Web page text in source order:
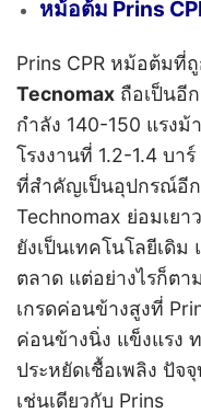
หม้อต้ม Prins
Prins CPR หม้อต้มที่
Tecnomax ถือเป็นอี
กำลัง 140-150 แรงม้
โรงงานที่ 1.2-1.4 บา
ที่สำคัญเป็นอุปกรณ์อี
Technomax ย่อมเยา
ยังเป็นเทคโนโลยีเดิ
ตลาด แต่อย่างไรก็ตา
เกรดค่อนข้างสูงที่
ค่อนข้างนิ่ง แข็งแรง
ประหยัดเชื้อเพลิง ปัจ
เช่นเดียวกับ Prins